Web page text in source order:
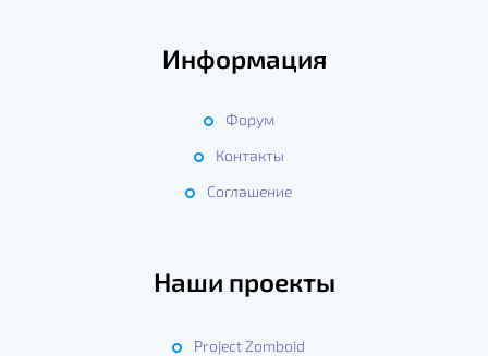
Информация
Форум
Контакты
Соглашение
Наши проекты
Project Zomboid